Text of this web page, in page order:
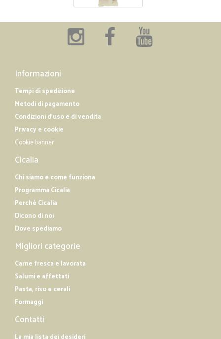
Informazioni
Tempi di spedizione
Metodi di pagamento
Condizioni d'uso e di vendita
Privacy e cookie
Cookie banner
Cicalia
Chi siamo e come funziona
Programma Cicalia
Perché Cicalia
Dicono di noi
Dove spediamo
Migliori categorie
Carne fresca e lavorata
Salumi e affettati
Pasta, riso e cerali
Formaggi
Contatti